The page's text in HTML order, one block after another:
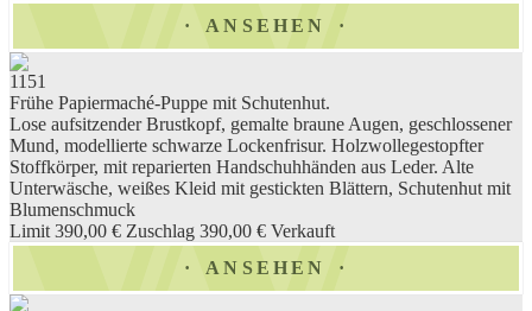
ANSEHEN
1151
Frühe Papiermaché-Puppe mit Schutenhut.
Lose aufsitzender Brustkopf, gemalte braune Augen, geschlossener
Mund, modellierte schwarze Lockenfrisur. Holzwollegestopfter
Stoffkörper, mit reparierten Handschuhhänden aus Leder. Alte
Unterwäsche, weißes Kleid mit gestickten Blättern, Schutenhut mit
Blumenschmuck
Limit 390,00 € Zuschlag 390,00 € Verkauft
ANSEHEN